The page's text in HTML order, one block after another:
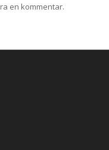
en kommentar.